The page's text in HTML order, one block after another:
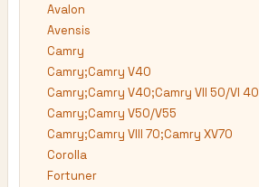
Avalon
Avensis
Camry
Camry;Camry V40
Camry;Camry V40;Camry VII 50/VI 40
Camry;Camry V50/V55
Camry;Camry VIII 70;Camry XV70
Corolla
Fortuner